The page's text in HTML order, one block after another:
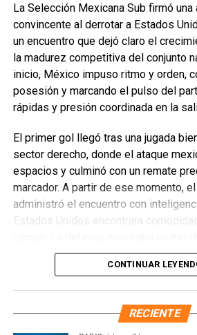
La Selección Mexicana Sub firmó
convincente al derrotar a Estados
un encuentro que dejó claro el
la madurez competitiva del conjunto
inicio, México impuso ritmo y orden,
posesión y marcando el pulso del
rápidas y presión coordinada en la
El primer gol llegó tras una jugada
sector derecho, donde el ataque
espacios y culminó con un remate
marcador. A partir de ese momento,
administró el encuentro con
Estados Unidos encontrara
cada intento de reacción y cerrando
avances peligrosos.CONTINUAR
RECIENTE